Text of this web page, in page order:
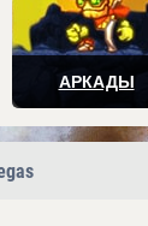
АРКАДЫ